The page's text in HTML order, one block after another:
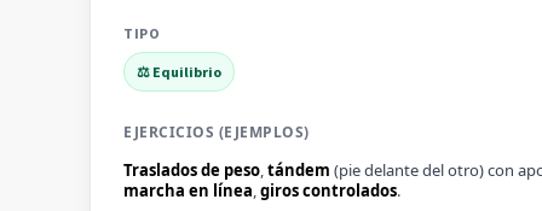
⚖️ Equilibrio
Traslados de peso,tándem (pie delante del otro) con
marcha en línea,giros controlados.